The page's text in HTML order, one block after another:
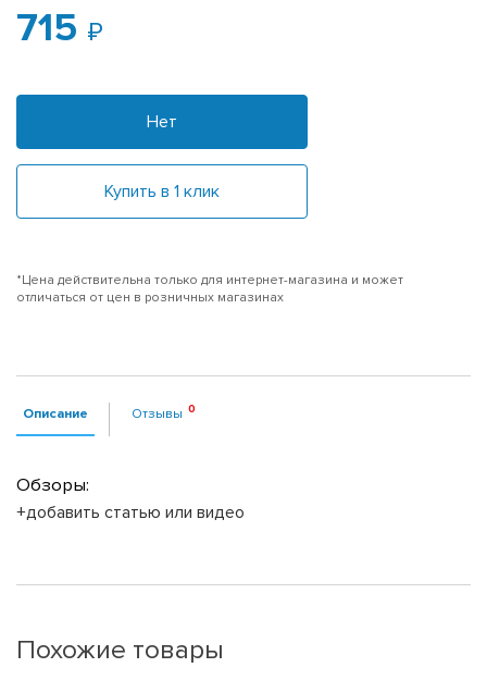
715
Нет
Купить в 1 клик
*Цена действительна только для интернет-магазина и может
отличаться от цен в розничных магазинах
Описание Отзывы
Обзоры:
+добавить статью или видео
Похожие товары